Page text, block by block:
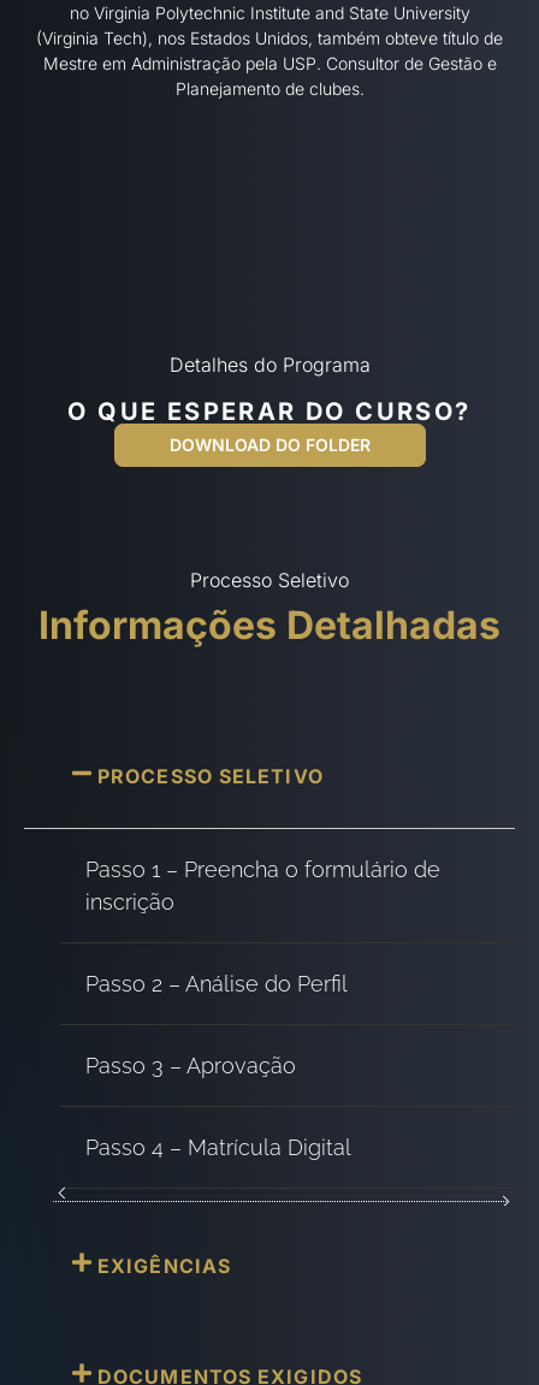
no Virginia Polytechnic Institute and State University
(Virginia Tech), nos Estados Unidos, também obteve título de
Mestre em Administração pela USP. Consultor de Gestão e
Planejamento de clubes.
Detalhes do Programa
O QUE ESPERAR DO CURSO?
DOWNLOAD DO FOLDER
Processo Seletivo
Informações Detalhadas
PROCESSO SELETIVO
Passo 1 – Preencha o formulário de
inscrição
Passo 2 – Análise do Perfil
Passo 3 – Aprovação
Passo 4 – Matrícula Digital
EXIGÊNCIAS
DOCUMENTOS EXIGIDOS